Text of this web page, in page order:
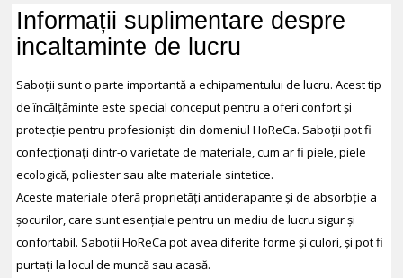
Informații suplimentare despre
incaltaminte de lucru
Saboții sunt o parte importantă a echipamentului de lucru. Acest tip
de încălțăminte este special conceput pentru a oferi confort și
protecție pentru profesioniști din domeniul HoReCa. Saboții pot fi
confecționați dintr-o varietate de materiale, cum ar fi piele, piele
ecologică, poliester sau alte materiale sintetice.
Aceste materiale oferă proprietăți antiderapante și de absorbție a
șocurilor, care sunt esențiale pentru un mediu de lucru sigur și
confortabil. Saboții HoReCa pot avea diferite forme și culori, și pot fi
purtați la locul de muncă sau acasă.